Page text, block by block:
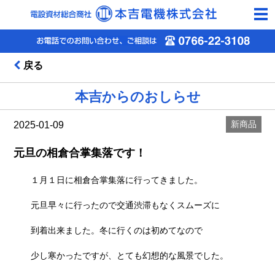
戻る
本吉からのおしらせ
2025-01-09 新商品
元旦の相倉合掌集落です！
１月１日に相倉合掌集落に行ってきました。
元旦早々に行ったので交通渋滞もなくスムーズに
到着出来ました。冬に行くのは初めてなので
少し寒かったですが、とても幻想的な風景でした。